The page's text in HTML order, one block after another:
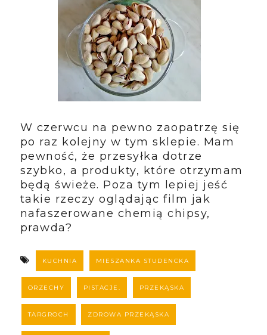
W czerwcu na pewno zaopatrzę się
po raz kolejny w tym sklepie. Mam
pewność, że przesyłka dotrze
szybko, a produkty, które otrzymam
będą świeże. Poza tym lepiej jeść
takie rzeczy oglądając film jak
nafaszerowane chemią chipsy,
prawda?
KUCHNIA MIESZANKA STUDENCKA
ORZECHY PISTACJE. PRZEKĄSKA
TARGROCH ZDROWA PRZEKĄSKA